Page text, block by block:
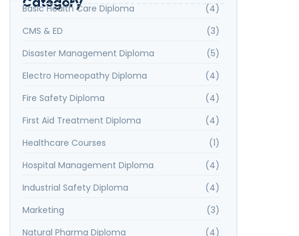
Basic Health Care Diploma
(4)
CMS & ED
(3)
Disaster Management Diploma
(5)
Electro Homeopathy Diploma
(4)
Fire Safety Diploma
(4)
First Aid Treatment Diploma
(4)
Healthcare Courses
(1)
Hospital Management Diploma
(4)
Industrial Safety Diploma
(4)
Marketing
(3)
Natural Pharma Diploma
(4)